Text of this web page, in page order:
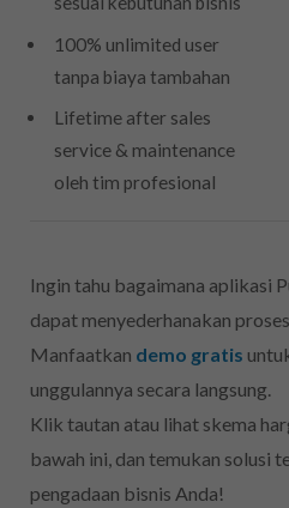
100% unlimited user
tanpa biaya tambahan
Lifetime after sales
service & maintenance
oleh tim profesional
Ingin tahu bagaimana aplikasi
dapat menyederhanakan
Manfaatkan demo gratis
unggulannya secara langsung.
Klik tautan atau lihat skema
bawah ini, dan temukan solusi
pengadaan bisnis Anda!